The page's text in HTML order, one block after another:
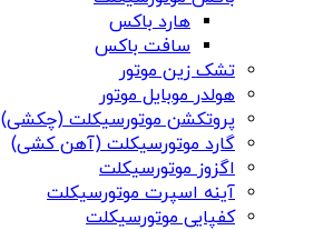
هارد باکس
سافت باکس
تشک زین موتور
هولدر موبایل موتور
پروتکشن موتورسیکلت (چکشی)
گارد موتورسیکلت (آهن کشی)
اگزوز موتورسیکلت
آینه اسپرت موتورسیکلت
کفپایی موتورسیکلت